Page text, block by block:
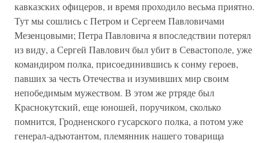
кавказских офицеров, и время проходило весьма приятно.
Тут мы сошлись с Петром и Сергеем Павловичами
Мезенцовыми; Петра Павловича я впоследствии потерял
из виду, а Сергей Павлович был убит в Севастополе, уже
командиром полка, присоединившись к сонму героев,
павших за честь Отечества и изумивших мир своим
непобедимым мужеством. В этом же ртряде был
Краснокутский, еще юношей, поручиком, сколько
помнится, Гродненского гусарского полка, а потом уже
генерал-адъютантом, племянник нашего товарища